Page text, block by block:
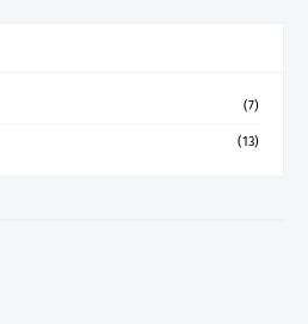
(7)
(13)